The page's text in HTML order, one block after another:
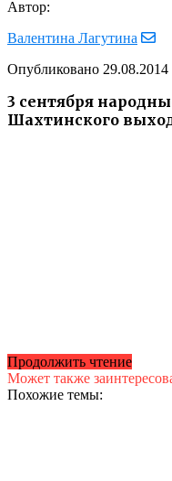
Автор:
Валентина Лагутина
Опубликовано 29.08.2014
3 сентября
Шахтинского
Продолжить чтение
Может также
Похожие темы: